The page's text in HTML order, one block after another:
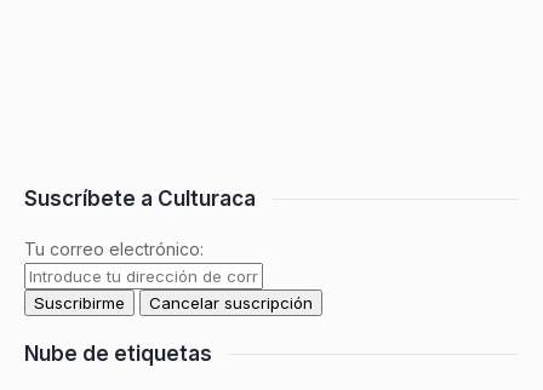
Suscríbete a Culturaca
Tu correo electrónico:
Nube de etiquetas